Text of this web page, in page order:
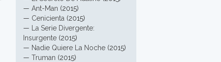
— Ant-Man (2015)
— Cenicienta (2015)
—
La Serie Divergente:
Insurgente (2015)
— Nadie Quiere La Noche (2015)
— Truman (2015)